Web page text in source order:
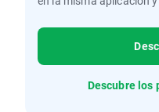
Descubre los